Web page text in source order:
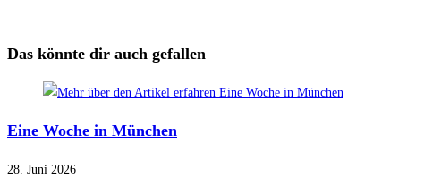
Das könnte dir auch gefallen
Eine Woche in München
28. Juni 2026